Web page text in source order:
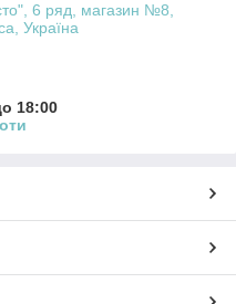
6 ряд, магазин №8,
Україна
18:00